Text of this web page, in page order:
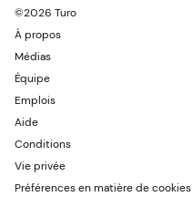
©2026 Turo
À propos
Médias
Équipe
Emplois
Aide
Conditions
Vie privée
Préférences en matière de cookies